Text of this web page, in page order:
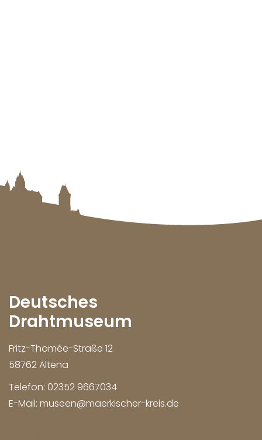
Deutsches
Drahtmuseum
Fritz-Thomée-Straße 12
58762 Altena
Telefon: 02352 9667034
E-Mail: museen@maerkischer-kreis.de